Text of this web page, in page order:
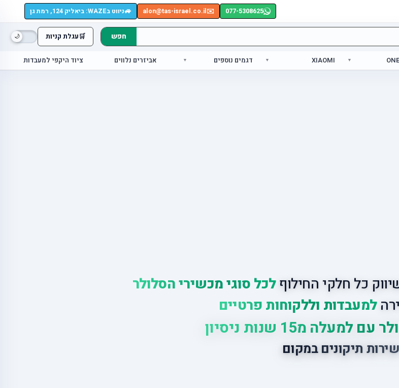
077-5308625
✉️
alon@tas-israel.co.il
🚙ניווט בWAZE: ביאליק 124, רמת גן
🛒עגלת קניות חפש
XIAOMI דגמים נוספים אביזרים נלווים ציוד היקפי למעבדות
כל חלקי החילוףלכל סוגי מכשירי הסלולר
למעבדות וללקוחות פרטיים
מ15 שנות ניסיון
שירות תיקונים במקום